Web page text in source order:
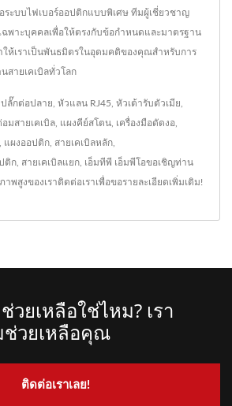
ระบบไฟเบอร์ออปติกแบบพิเศษ ทีมผู้เชี่ยวชาญ
ฉพาะบุคคลเพื่อให้ตรงกับข้อกำหนดและมาตรฐาน
ห้เราเป็นพันธมิตรในอุดมคติของคุณสำหรับการ
สายเคเบิลทั่วโลก
ปลั๊กต่อปลาย หัวแลน RJ45 หัวเต้ารับตัวเมีย
อมสายเคเบิล แผงคีย์สโตน เครื่องมือดัดงอ
แผงออปติก สายเคเบิลหลัก
ติก สายเคเบิลแยก เอ็มทีพี เอ็มพีโอขอเชิญท่าน
พสูงของเราติดต่อเราเพื่อขอรายละเอียดเพิ่มเติม!
วยเหลือใช่ไหม? เรา
วยเหลือคุณ
ติดต่อเราเลย!